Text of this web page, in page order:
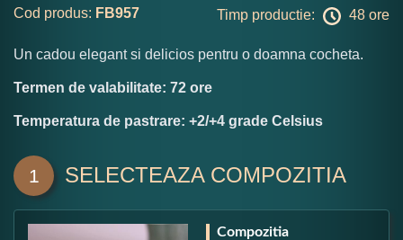
Cod produs: FB957 Timp productie: 48 ore
Un cadou elegant si delicios pentru o doamna cocheta.
Termen de valabilitate: 72 ore
Temperatura de pastrare: +2/+4 grade Celsius
1 SELECTEAZA COMPOZITIA
Compozitia